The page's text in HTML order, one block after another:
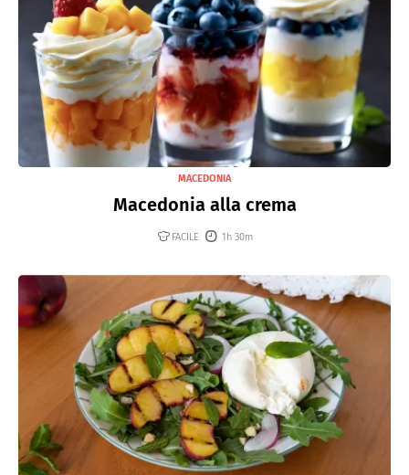
MACEDONIA
Macedonia alla crema
FACILE 1h 30m